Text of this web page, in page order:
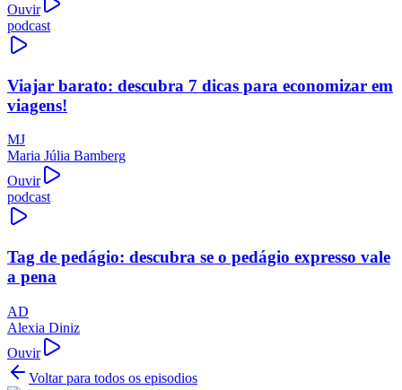
Ouvir
podcast
Viajar barato: descubra 7 dicas para economizar em
viagens!
MJ
Maria Júlia Bamberg
Ouvir
podcast
Tag de pedágio: descubra se o pedágio expresso vale
a pena
AD
Alexia Diniz
Ouvir
Voltar para todos os episodios